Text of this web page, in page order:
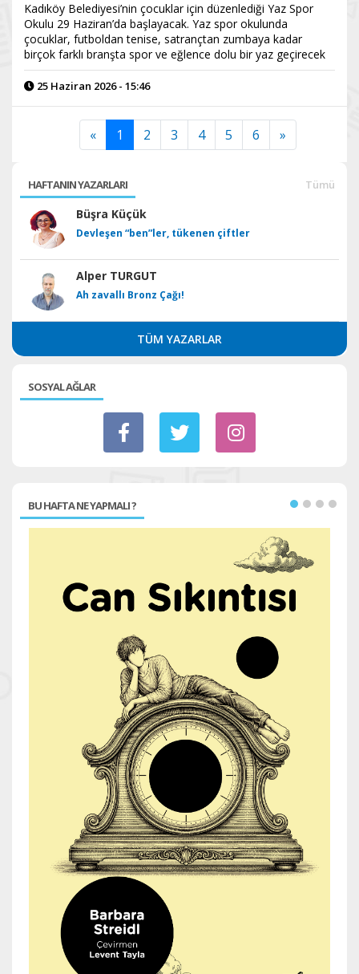
Kadıköy Belediyesi’nin çocuklar için düzenlediği Yaz Spor
Okulu 29 Haziran’da başlayacak. Yaz spor okulunda
çocuklar, futboldan tenise, satrançtan zumbaya kadar
birçok farklı branşta spor ve eğlence dolu bir yaz geçirecek
25 Haziran 2026 - 15:46
« 1 2 3 4 5 6 »
HAFTANIN YAZARLARI Tümü
Büşra Küçük
Devleşen “ben”ler, tükenen çiftler
Alper TURGUT
Ah zavallı Bronz Çağı!
TÜM YAZARLAR
SOSYAL AĞLAR
BU HAFTA NE YAPMALI ?